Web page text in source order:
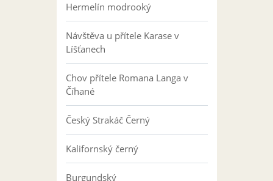
Hermelín modrooký
Návštěva u přítele Karase v
Líšťanech
Chov přítele Romana Langa v
Číhané
Český Strakáč Černý
Kalifornský černý
Burgundský